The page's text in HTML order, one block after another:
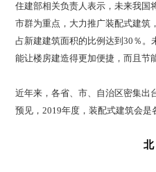
住建部相关负责人表示，未来我国
市群为重点，大力推广装配式建筑
占新建建筑面积的比例达到30％。
能让楼房建造得更加便捷，而且节
近年来，各省、市、自治区密集出
预见，2019年度，装配式建筑会是
北